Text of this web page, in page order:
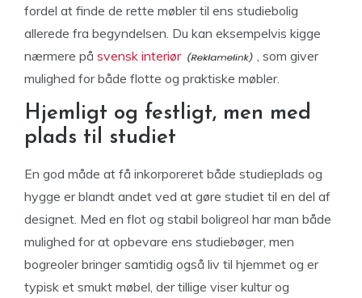
fordel at finde de rette møbler til ens studiebolig
allerede fra begyndelsen. Du kan eksempelvis kigge
nærmere på svensk interiør
, som giver
mulighed for både flotte og praktiske møbler.
Hjemligt og festligt, men med
plads til studiet
En god måde at få inkorporeret både studieplads og
hygge er blandt andet ved at gøre studiet til en del af
designet. Med en flot og stabil boligreol har man både
mulighed for at opbevare ens studiebøger, men
bogreoler bringer samtidig også liv til hjemmet og er
typisk et smukt møbel, der tillige viser kultur og